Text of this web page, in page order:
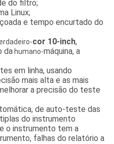
do filtro;
Linux;
e tempo encurtado do
cor 10-inch,
dahumano-máquina, a
em linha, usando
mais alta e as mais
a precisão do teste
de auto-teste das
do instrumento
o instrumento tem a
falhas do relatório a